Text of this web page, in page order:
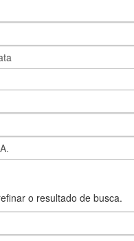
o resultado de busca.